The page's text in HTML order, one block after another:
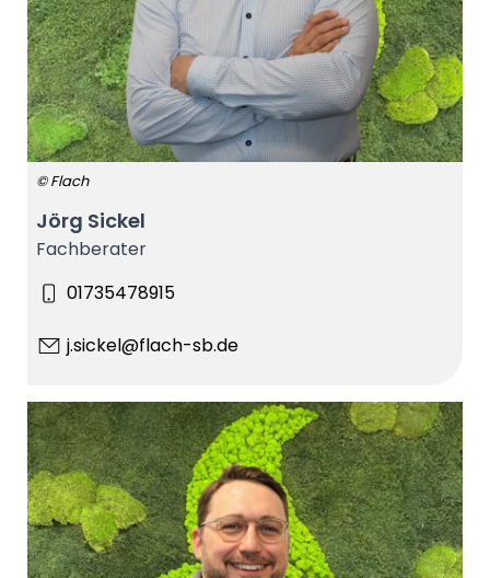
© Flach
Jörg Sickel
Fachberater
01735478915
j.sickel@flach-sb.de